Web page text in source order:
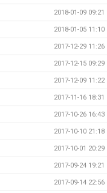
2018-01-09 09:21
2018-01-05 11:10
2017-12-29 11:26
2017-12-15 09:29
2017-12-09 11:22
2017-11-16 18:31
2017-10-26 16:43
2017-10-10 21:18
2017-10-01 20:29
2017-09-24 19:21
2017-09-14 22:56